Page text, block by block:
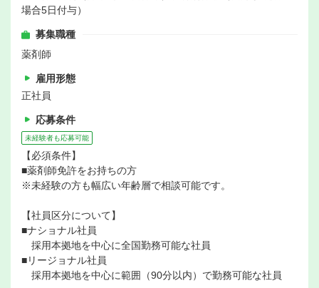
場合5日付与）
募集職種
薬剤師
雇用形態
正社員
応募条件
未経験者も応募可能
【必須条件】
■薬剤師免許をお持ちの方
※未経験の方も幅広い年齢層で相談可能です。
【社員区分について】
■ナショナル社員
採用本拠地を中心に全国勤務可能な社員
■リージョナル社員
採用本拠地を中心に範囲（90分以内）で勤務可能な社員